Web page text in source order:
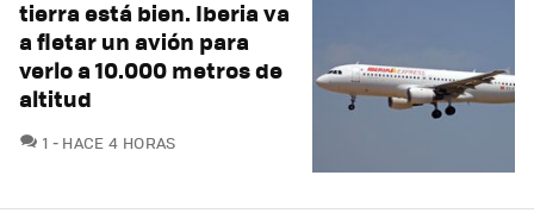
tierra está bien. Iberia va
a fletar un avión para
verlo a 10.000 metros de
altitud
1 COMENTARIOS
HACE 4 HORAS